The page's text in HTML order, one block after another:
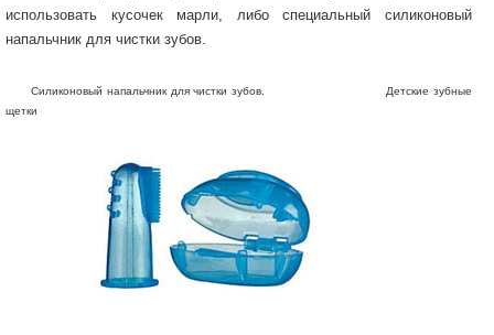
использовать кусочек марли, либо специальный силиконовый
напальчник для чистки зубов.
Силиконовый напальчник для чистки зубов. Детские зубные
щетки